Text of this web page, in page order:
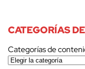
CATEGORÍAS
Categorías de